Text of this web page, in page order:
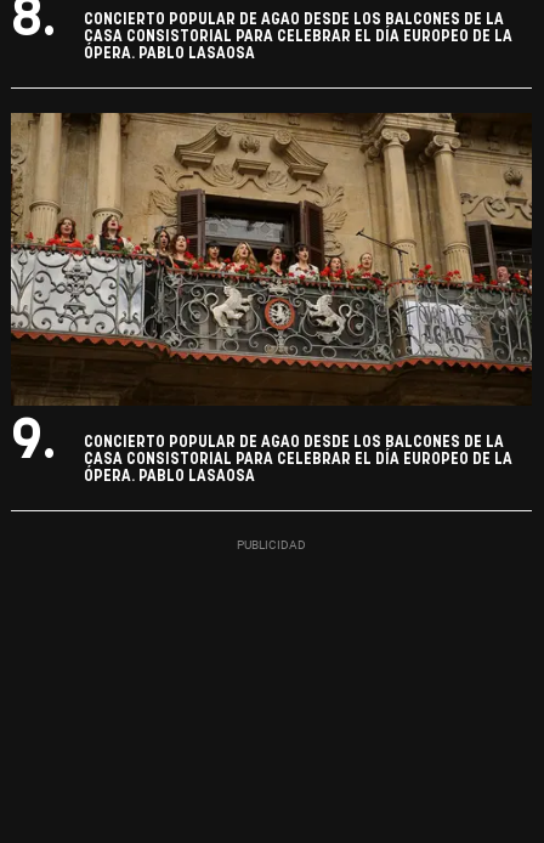
8.
CONCIERTO POPULAR DE AGAO DESDE LOS BALCONES DE LA
CASA CONSISTORIAL PARA CELEBRAR EL DÍA EUROPEO DE LA
ÓPERA. PABLO LASAOSA
9.
CONCIERTO POPULAR DE AGAO DESDE LOS BALCONES DE LA
CASA CONSISTORIAL PARA CELEBRAR EL DÍA EUROPEO DE LA
ÓPERA. PABLO LASAOSA